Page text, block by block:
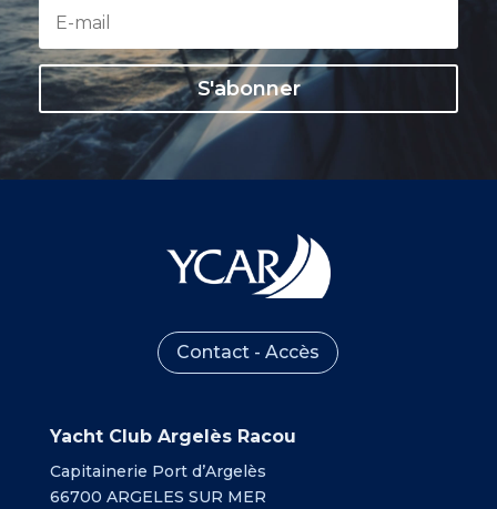
S'abonner
Contact - Accès
Yacht Club Argelès Racou
Capitainerie Port d’Argelès
66700 ARGELES SUR MER